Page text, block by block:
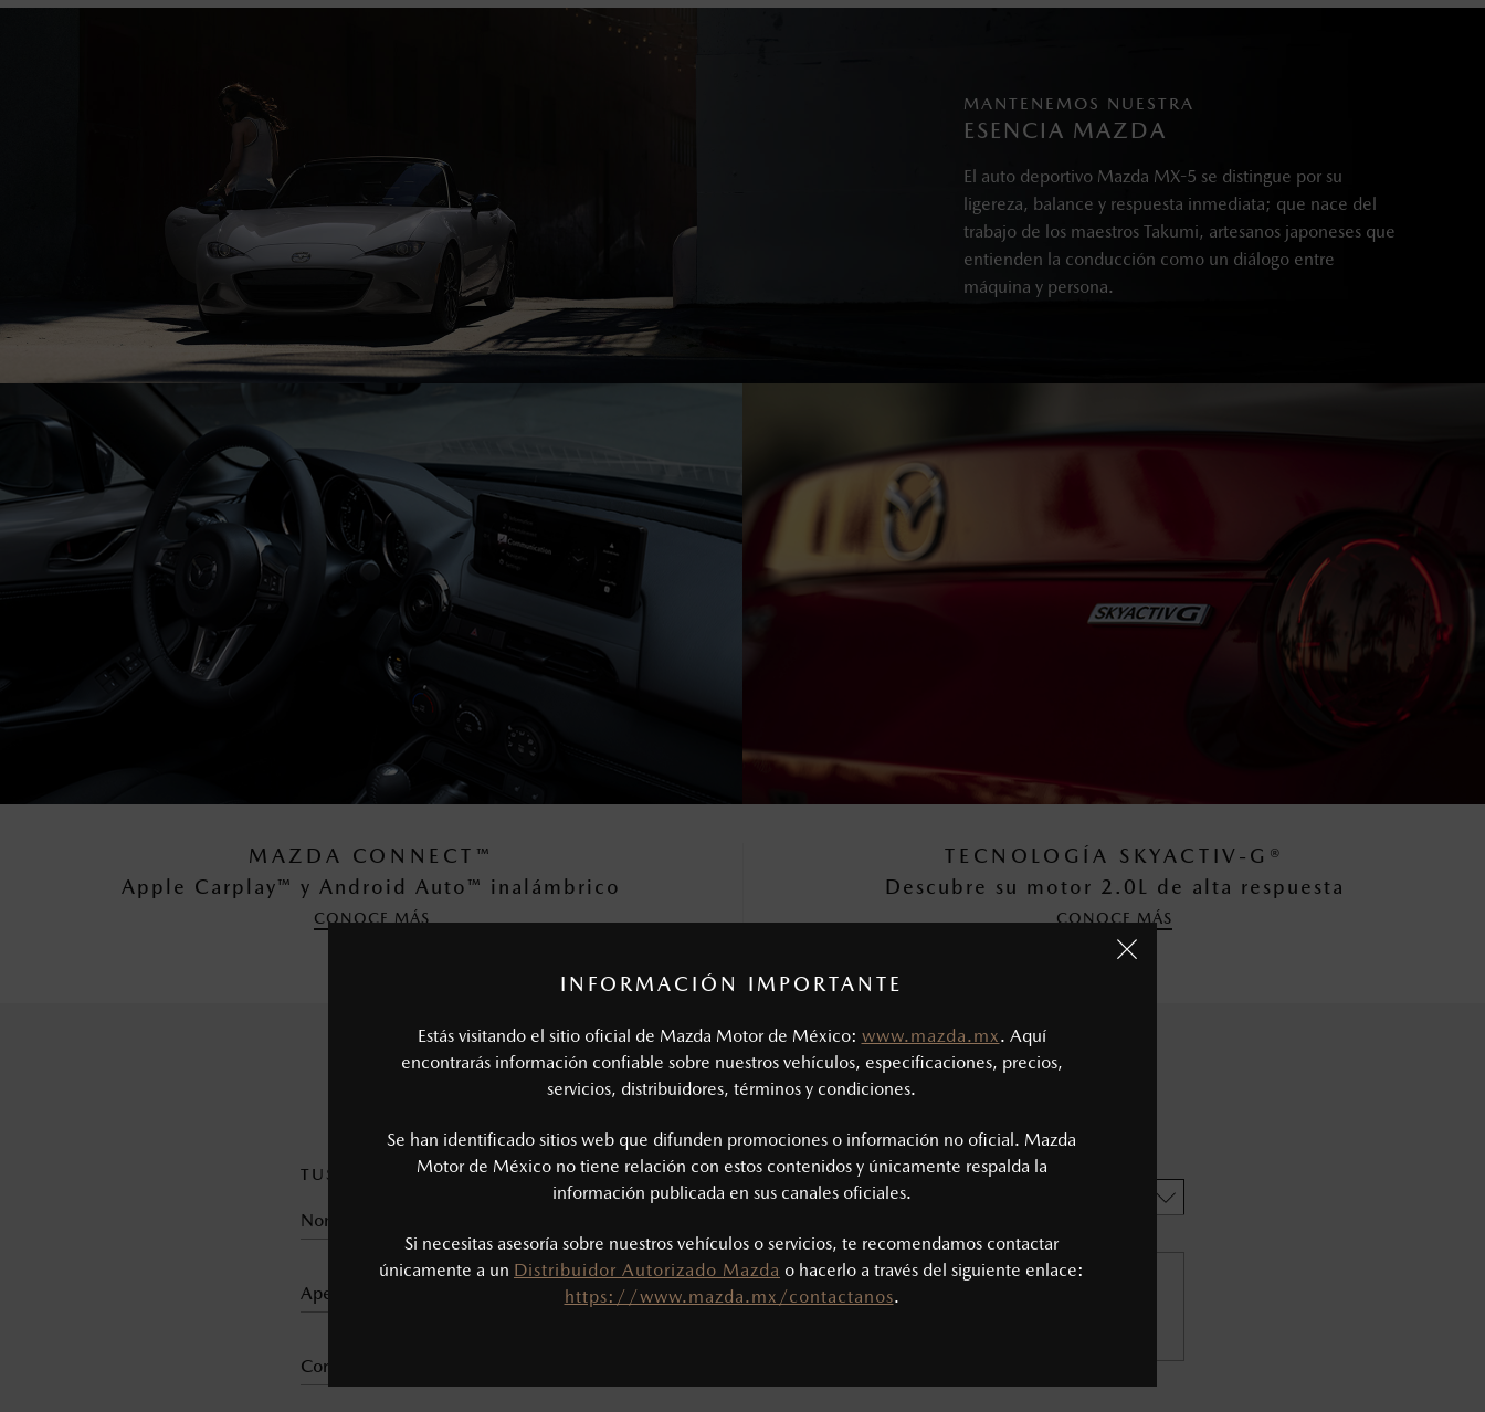
INFORMACIÓN IMPORTANTE
Estás visitando el sitio oficial de Mazda Motor de México: www.mazda.mx. Aquí
encontrarás información confiable sobre nuestros vehículos, especificaciones, precios,
servicios, distribuidores, términos y condiciones.
Se han identificado sitios web que difunden promociones o información no oficial. Mazda
Motor de México no tiene relación con estos contenidos y únicamente respalda la
información publicada en sus canales oficiales.
Si necesitas asesoría sobre nuestros vehículos o servicios, te recomendamos contactar
únicamente a un Distribuidor Autorizado Mazda o hacerlo a través del siguiente enlace:
https://www.mazda.mx/contactanos.
MANTENEMOS NUESTRA
ESENCIA MAZDA
El auto deportivo Mazda MX-5 se distingue por su
ligereza, balance y respuesta inmediata; que nace del
trabajo de los maestros Takumi, artesanos japoneses que
entienden la conducción como un diálogo entre
máquina y persona.
MAZDA CONNECT™
Apple Carplay™ y Android Auto™ inalámbrico
CONOCE MÁS
TECNOLOGÍA SKYACTIV-G®
Descubre su motor 2.0L de alta respuesta
CONOCE MÁS
COMPÁRTENOS TUS DATOS Y TE PROPORCIONAREMOS TODA LA
TUS DATOS:
MAZDA MX-5 2026